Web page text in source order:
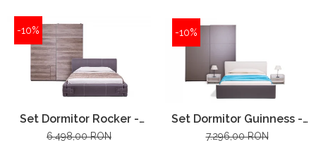
-10%
Set Dormitor Rocker -
configuratie propusa:
6.498,00 RON
-10%
Set Dormitor Guinness -
configuratie propusa:
7.296,00 RON